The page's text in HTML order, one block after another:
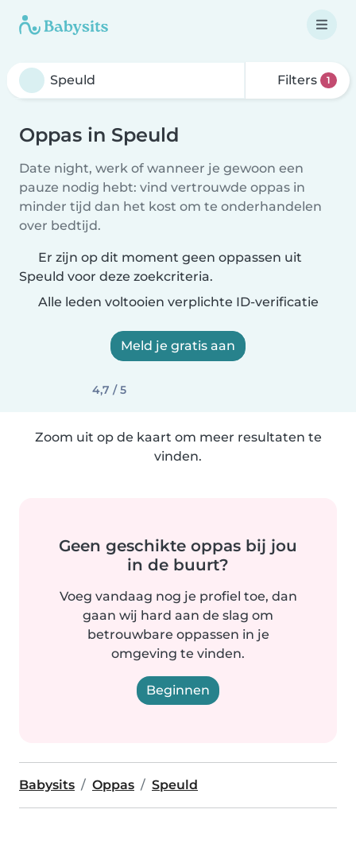
Filters 1
Oppas in Speuld
Date night, werk of wanneer je gewoon een
pauze nodig hebt: vind vertrouwde oppas in
minder tijd dan het kost om te onderhandelen
over bedtijd.
Er zijn op dit moment geen oppassen uit
Speuld voor deze zoekcriteria.
Alle leden voltooien verplichte ID-verificatie
Meld je gratis aan
4,7 / 5
Zoom uit op de kaart om meer resultaten te
vinden.
Geen geschikte oppas bij jou
in de buurt?
Voeg vandaag nog je profiel toe, dan
gaan wij hard aan de slag om
betrouwbare oppassen in je
omgeving te vinden.
Beginnen
Babysits Oppas Speuld